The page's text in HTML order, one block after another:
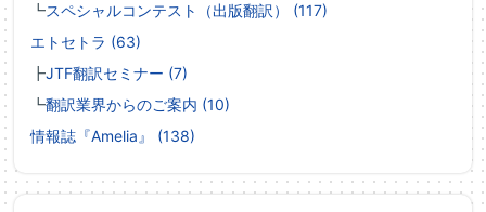
┗スペシャルコンテスト（出版翻訳） (117)
エトセトラ (63)
┣JTF翻訳セミナー (7)
┗翻訳業界からのご案内 (10)
情報誌『Amelia』 (138)